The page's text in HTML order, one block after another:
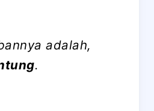
adalah,
.